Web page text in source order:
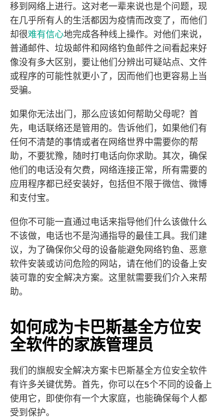
移到网络上进行。这对老一辈来说也是个问题，现
在几乎所有人的生活都因为疫情而改变了，而他们
却很难有信心地完成各种线上操作。对他们来说，
普通邮件、垃圾邮件和网络钓鱼邮件之间看起来好
像没有多大区别，要让他们分辨出可疑站点、文件
或程序的可能性就更小了，因而他们也更容易上当
受骗。
如果你无法出门，那么应该如何帮助父母呢？首
先，电话联络还是管用的。告诉他们，如果他们有
任何不清楚的事情或者在网络世界中需要你的帮
助，不要犹豫，随时打电话向你求助。其次，确保
他们的电话没有欠费，网络连接正常，所有需要的
应用程序都已经安装好，包括但不限于微信、微博
和支付宝。
但你不可能一直通过电话来指导他们什么该做什么
不该做，电话也不是沟通指导的最佳工具。我们建
议，为了确保你父母的设备能避免网络钓鱼、恶意
软件安装或访问危险的网站，请在他们的设备上安
装可靠的安全解决方案。这里就需要我们介入来帮
助。
如何成为卡巴斯基全方位安
全软件的家族管理员
我们的旗舰安全解决方案卡巴斯基全方位安全软件
有许多关键优势。首先，你可以在5个不同的设备上
使用它，即使你有一个大家庭，也能确保每个人都
受到保护。